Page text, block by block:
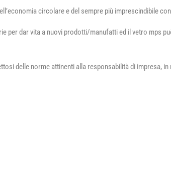
circolare e del sempre più imprescindibile
dar vita a nuovi prodotti/manufatti ed il vetro mps
delle norme attinenti alla responsabilità di impresa, in